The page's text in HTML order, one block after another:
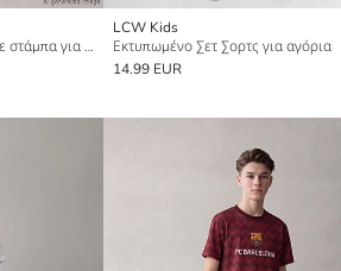
Σετ σορτς Manchester City με στάμπα για αγόρια
LCW Kids
Εκτυπωμένο Σετ Σορτς για αγόρια
14.99 EUR